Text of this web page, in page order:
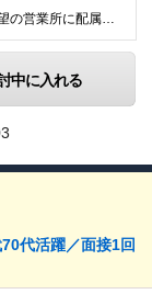
＜神奈川全域で採用！／ご希望の営業所に配属＞ ◎転居を伴う転勤なし！ ◎U・Iターン歓迎！ ◎マイカー通勤OK（駐車場完備） 神奈川全域に6拠点（★希望の営業所に配属） ■本社：横浜市戸塚区名瀬町1
中に入れる
代活躍／面接1回